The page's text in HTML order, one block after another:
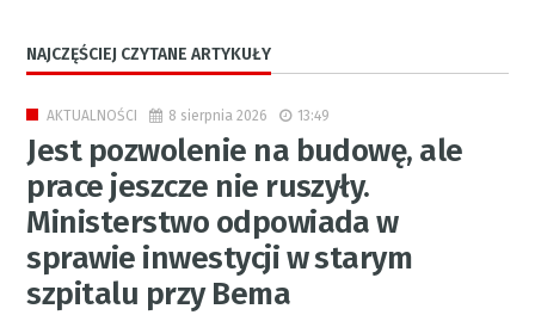
NAJCZĘŚCIEJ CZYTANE ARTYKUŁY
AKTUALNOŚCI 8 sierpnia 2026 13:49
Jest pozwolenie na budowę, ale
prace jeszcze nie ruszyły.
Ministerstwo odpowiada w
sprawie inwestycji w starym
szpitalu przy Bema